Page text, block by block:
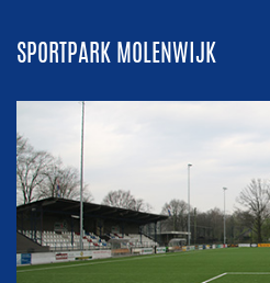
SPORTPARK MOLENWIJK